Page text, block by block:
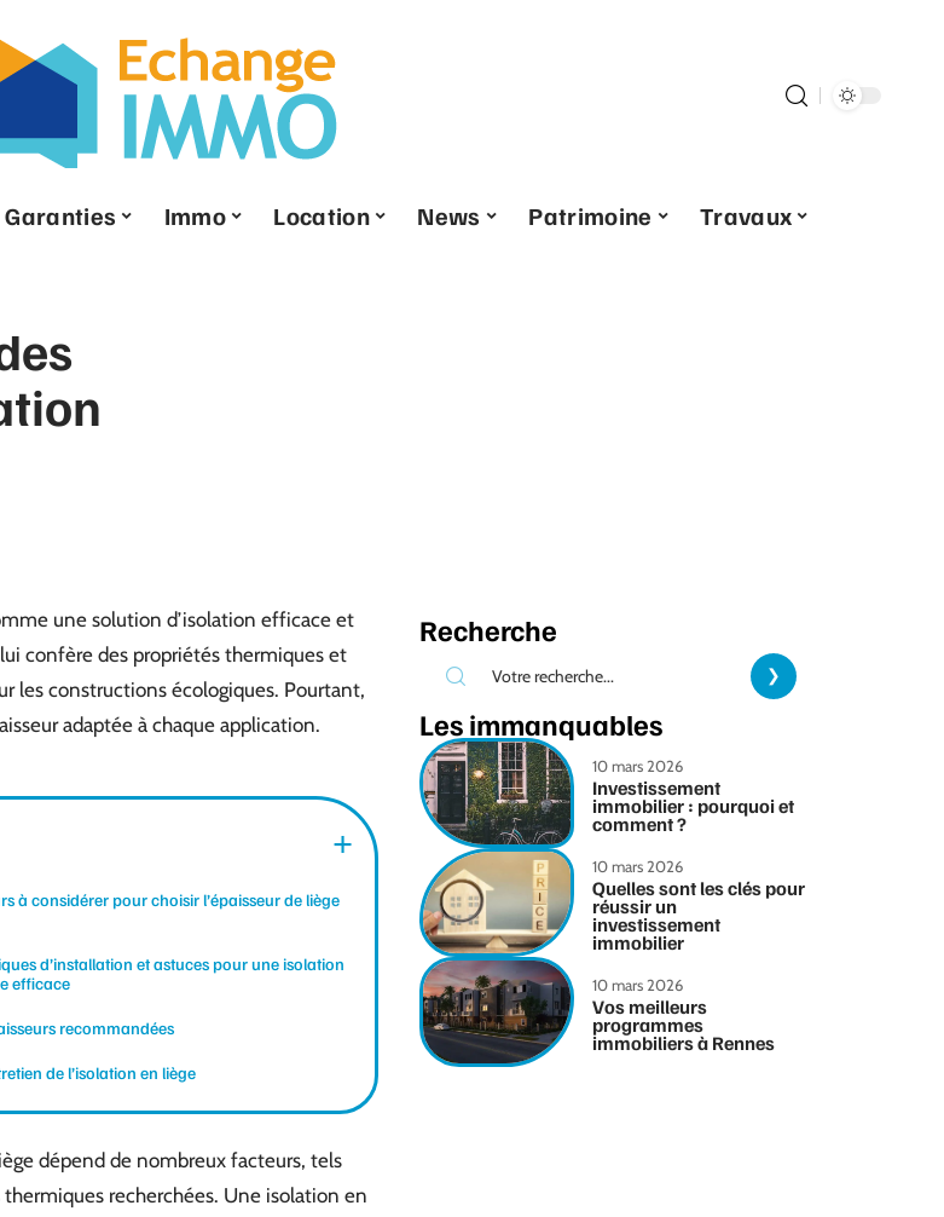
Garanties Immo Location News Patrimoine Travaux
une solution d’isolation efficace et
confère des propriétés thermiques et
les constructions écologiques. Pourtant,
adaptée à chaque application.
à considérer pour choisir l’épaisseur de liège
d’installation et astuces pour une isolation
efficace
recommandées
de l’isolation en liège
dépend de nombreux facteurs, tels
recherchées. Une isolation en
Recherche
Les immanquables
10 mars 2026
Investissement
immobilier : pourquoi et
comment ?
10 mars 2026
Quelles sont les clés pour
réussir un
investissement
immobilier
10 mars 2026
Vos meilleurs
programmes
immobiliers à Rennes